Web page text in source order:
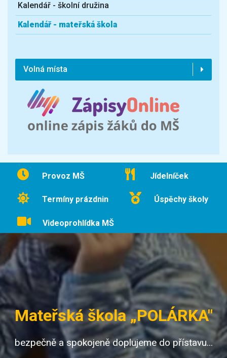
Kalendář - školní družina
Kalendář - mateřská škola
Volná místa
Provoz MŠ Jídelníček
Termíny prázdnin Úspěchy školy
Videoprohlídka MŠ
Mateřská škola „POLÁRKA"
bezpečně a spokojeně doplujeme do přístavu...